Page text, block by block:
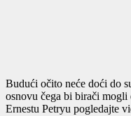
Budući očito neće doći do
osnovu čega bi birači
Ernestu Petryu pogledajte